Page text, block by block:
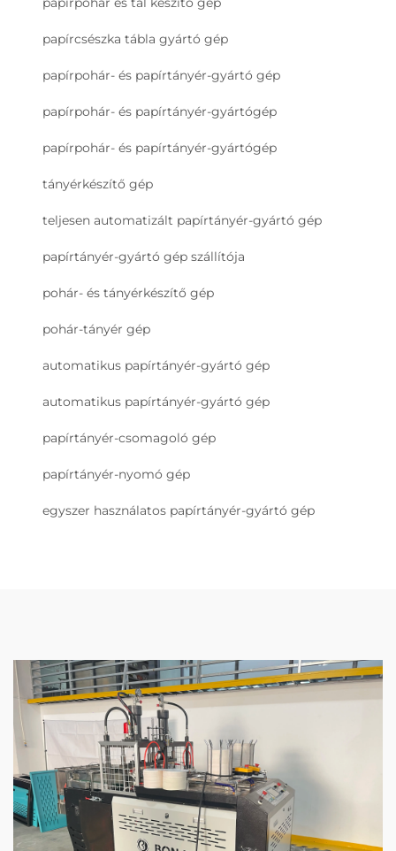
papírcsészka tábla gyártó gép
papírpohár- és papírtányér-gyártó gép
papírpohár- és papírtányér-gyártógép
papírpohár- és papírtányér-gyártógép
tányérkészítő gép
teljesen automatizált papírtányér-gyártó gép
papírtányér-gyártó gép szállítója
pohár- és tányérkészítő gép
pohár-tányér gép
automatikus papírtányér-gyártó gép
automatikus papírtányér-gyártó gép
papírtányér-csomagoló gép
papírtányér-nyomó gép
egyszer használatos papírtányér-gyártó gép